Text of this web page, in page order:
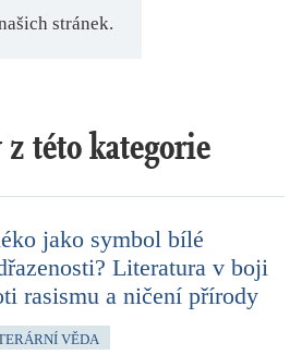
stránek.
této kategorie
jako symbol bílé
Literatura v boji
rasismu a ničení přírody
VĚDA